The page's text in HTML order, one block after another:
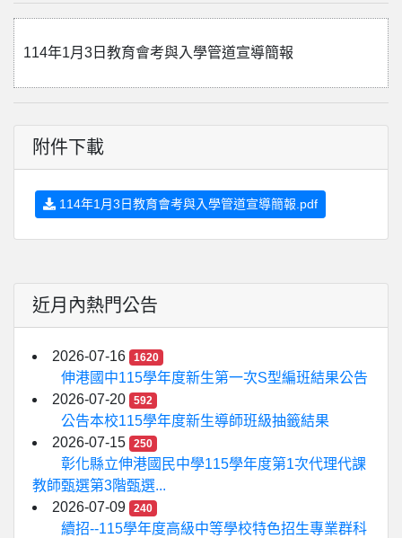
114年1月3日教育會考與入學管道宣導簡報
附件下載
114年1月3日教育會考與入學管道宣導簡報.pdf
近月內熱門公告
2026-07-16 1620
伸港國中115學年度新生第一次S型編班結果公告
2026-07-20
592
公告本校115學年度新生導師班級抽籤結果
2026-07-15
250
彰化縣立伸港國民中學115學年度第1次代理代課
教師甄選第3階甄選...
2026-07-09
240
續招--115學年度高級中等學校特色招生專業群科